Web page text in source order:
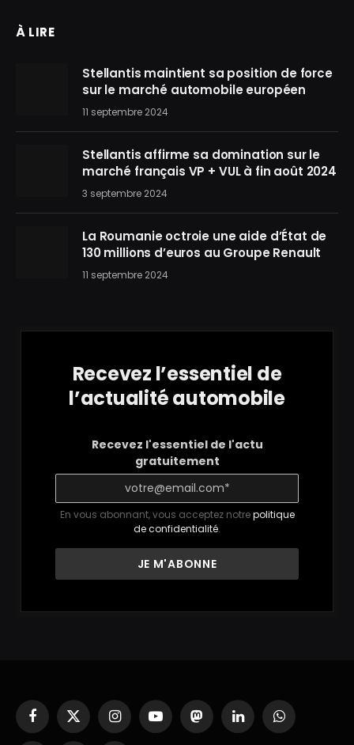
À LIRE
Stellantis maintient sa position de force
sur le marché automobile européen
11 septembre 2024
Stellantis affirme sa domination sur le
marché français VP + VUL à fin août 2024
3 septembre 2024
La Roumanie octroie une aide d’État de
130 millions d’euros au Groupe Renault
11 septembre 2024
Recevez l’essentiel de
l’actualité automobile
Recevez l'essentiel de l'actu
gratuitement
En vous abonnant, vous acceptez notrepolitique
de confidentialité.
Facebook
X
(Twitter)
InstagramYouTubeMastodonLinkedInWhatsApp